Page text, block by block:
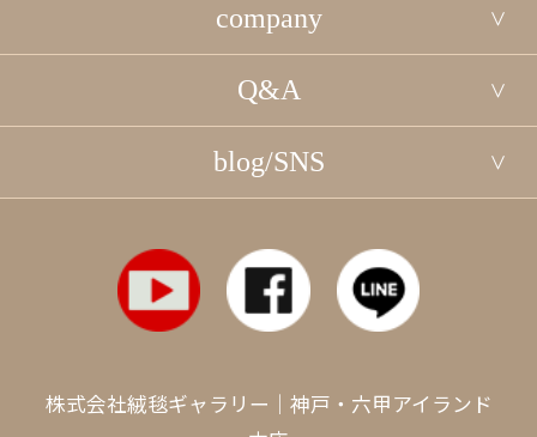
company
Q&A
blog/SNS
株式会社絨毯ギャラリー｜神戸・六甲アイランド